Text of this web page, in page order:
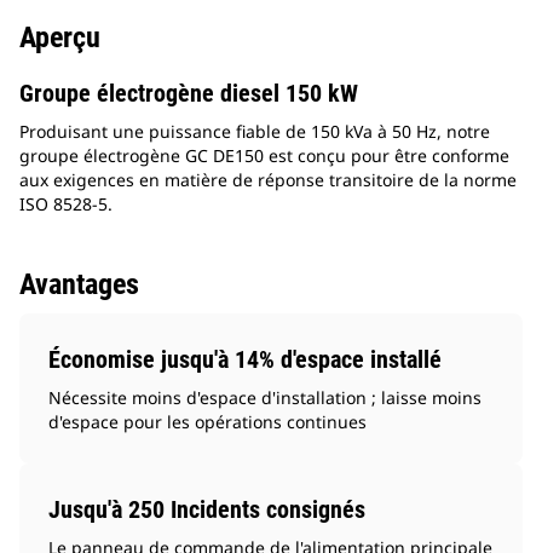
Aperçu
Groupe électrogène diesel 150 kW
Produisant une puissance fiable de 150 kVa à 50 Hz, notre
groupe électrogène GC DE150 est conçu pour être conforme
aux exigences en matière de réponse transitoire de la norme
ISO 8528-5.
Avantages
Économise jusqu'à 14% d'espace installé
Nécessite moins d'espace d'installation ; laisse moins
d'espace pour les opérations continues
Jusqu'à 250 Incidents consignés
Le panneau de commande de l'alimentation principale